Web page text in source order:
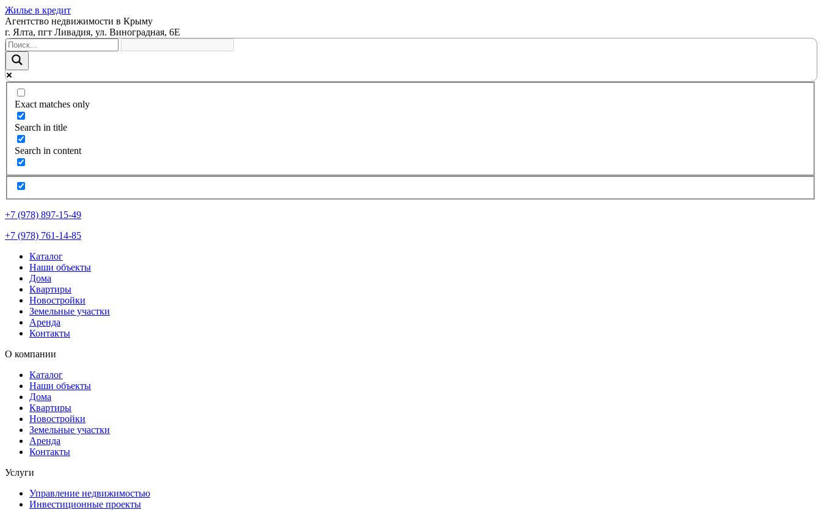
Жилье в кредит
Агентство недвижимости в Крыму
г. Ялта, пгт Ливадия, ул. Виноградная, 6Е
Exact matches only
Search in title
Search in content
+7 (978) 897-15-49
+7 (978) 761-14-85
Каталог
Наши объекты
Дома
Квартиры
Новостройки
Земельные участки
Аренда
Контакты
О компании
Каталог
Наши объекты
Дома
Квартиры
Новостройки
Земельные участки
Аренда
Контакты
Услуги
Управление недвижимостью
Инвестиционные проекты